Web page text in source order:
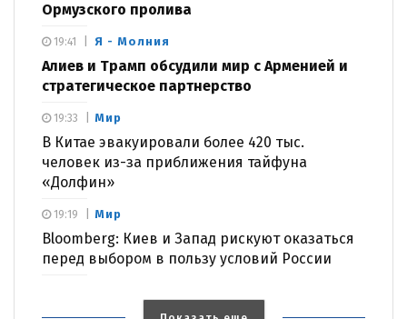
Ормузского пролива
Я - Молния
Алиев и Трамп обсудили мир с Арменией и
стратегическое партнерство
19:41
Мир
В Китае эвакуировали более 420 тыс.
человек из-за приближения тайфуна
«Долфин»
19:33
Мир
Bloomberg: Киев и Запад рискуют оказаться
перед выбором в пользу условий России
19:19